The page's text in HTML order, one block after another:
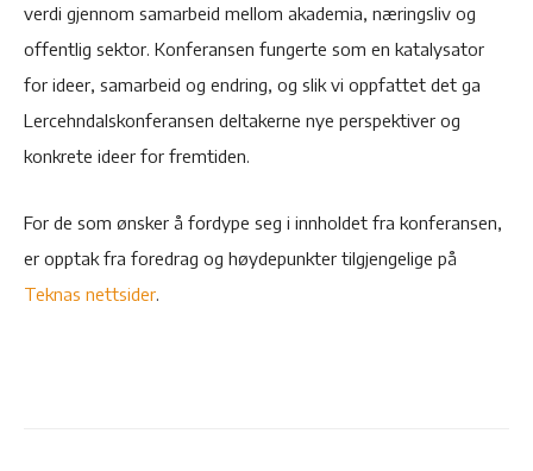
verdi gjennom samarbeid mellom akademia, næringsliv og
offentlig sektor. Konferansen fungerte som en katalysator
for ideer, samarbeid og endring, og slik vi oppfattet det ga
Lercehndalskonferansen deltakerne nye perspektiver og
konkrete ideer for fremtiden.
For de som ønsker å fordype seg i innholdet fra konferansen,
er opptak fra foredrag og høydepunkter tilgjengelige på
Teknas nettsider.